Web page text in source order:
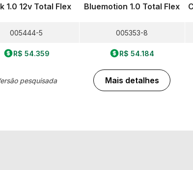
1.0 12v Total Flex
005444-5
R$ 54.359
pesquisada
Bluemotion 1.0 Total Flex
005353-8
R$ 54.184
Mais detalhes